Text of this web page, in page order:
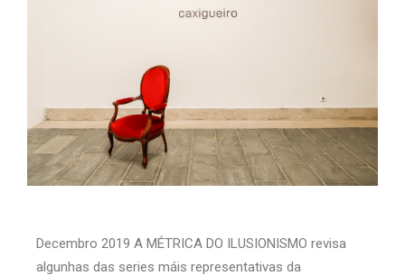
Decembro 2019 A MÉTRICA DO ILUSIONISMO revisa
algunhas das series máis representativas da